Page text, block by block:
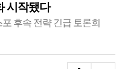
시작됐다
후속 전략 긴급 토론회